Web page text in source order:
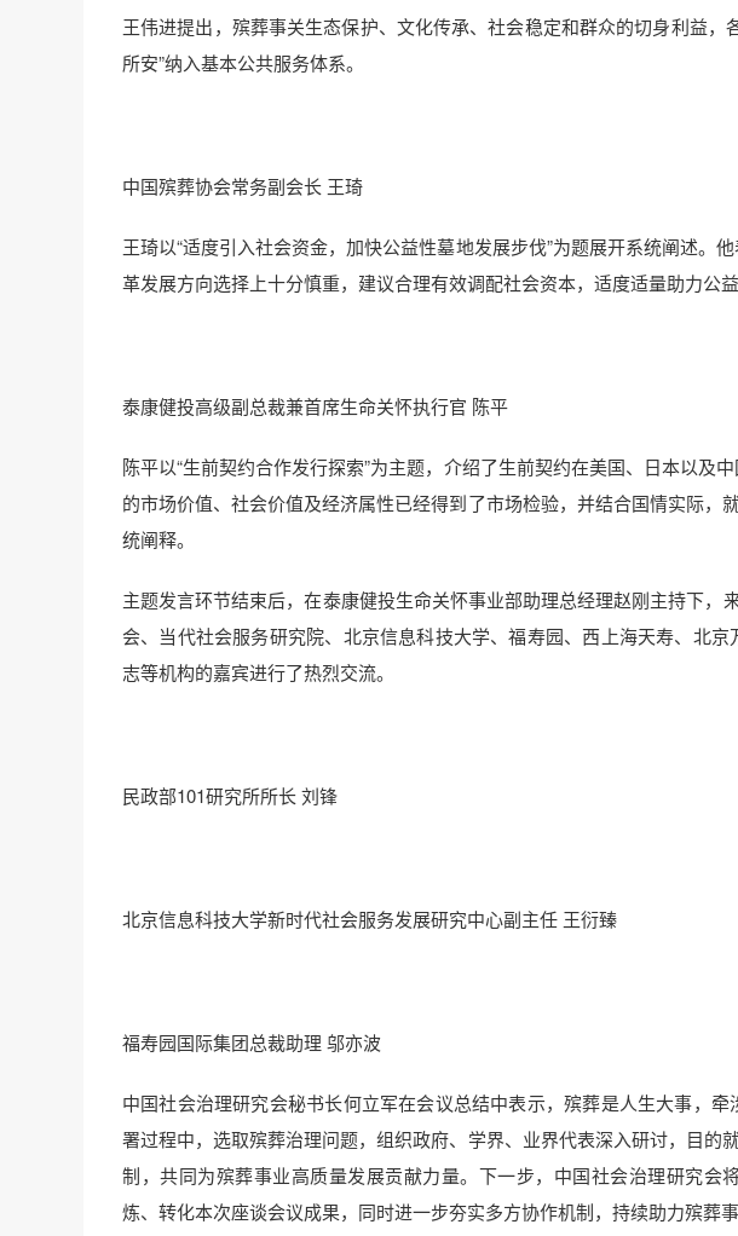
王伟进提出，殡葬事关生态保护、文化传承、社会稳定和群众的切身利益，
所安”纳入基本公共服务体系。
中国殡葬协会常务副会长 王琦
王琦以“适度引入社会资金，加快公益性墓地发展步伐”为题展开系统阐述。
革发展方向选择上十分慎重，建议合理有效调配社会资本，适度适量助力公益
泰康健投高级副总裁兼首席生命关怀执行官 陈平
陈平以“生前契约合作发行探索”为主题，介绍了生前契约在美国、日本以及
的市场价值、社会价值及经济属性已经得到了市场检验，并结合国情实际，
统阐释。
主题发言环节结束后，在泰康健投生命关怀事业部助理总经理赵刚主持下，
会、当代社会服务研究院、北京信息科技大学、福寿园、西上海天寿、北
志等机构的嘉宾进行了热烈交流。
民政部101研究所所长 刘锋
北京信息科技大学新时代社会服务发展研究中心副主任 王衍臻
福寿园国际集团总裁助理 邬亦波
中国社会治理研究会秘书长何立军在会议总结中表示，殡葬是人生大事，
署过程中，选取殡葬治理问题，组织政府、学界、业界代表深入研讨，目的
制，共同为殡葬事业高质量发展贡献力量。下一步，中国社会治理研究会
炼、转化本次座谈会议成果，同时进一步夯实多方协作机制，持续助力殡葬事